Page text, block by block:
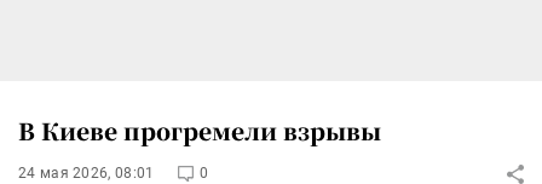
В Киеве прогремели взрывы
24 мая 2026, 08:01 0